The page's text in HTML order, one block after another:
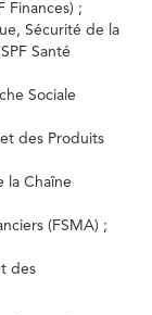
Finances) ;
Sécurité de la
Santé
Sociale
des Produits
la Chaîne
(FSMA) ;
des